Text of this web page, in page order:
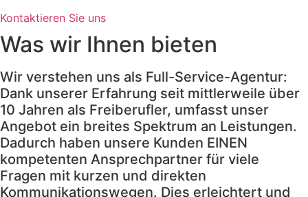
Kontaktieren Sie uns
Was wir Ihnen bieten
Wir verstehen uns als Full-Service-Agentur:
Dank unserer Erfahrung seit mittlerweile über
10 Jahren als Freiberufler, umfasst unser
Angebot ein breites Spektrum an Leistungen.
Dadurch haben unsere Kunden EINEN
kompetenten Ansprechpartner für viele
Fragen mit kurzen und direkten
Kommunikationswegen. Dies erleichtert und